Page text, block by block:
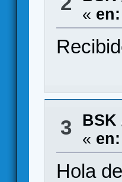
« en:
3 BSK
« en:
Hola